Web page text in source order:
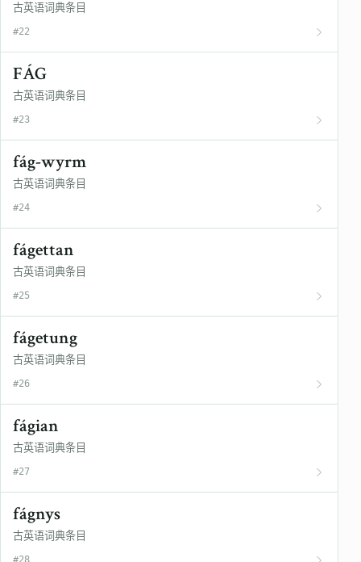
古英语词典条目
#22
FÁG
古英语词典条目
#23
fág-wyrm
古英语词典条目
#24
fágettan
古英语词典条目
#25
fágetung
古英语词典条目
#26
fágian
古英语词典条目
#27
fágnys
古英语词典条目
#28